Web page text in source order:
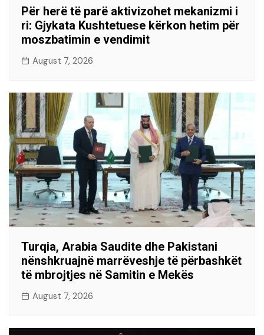
Për herë të parë aktivizohet mekanizmi i
ri: Gjykata Kushtetuese kërkon hetim për
moszbatimin e vendimit
August 7, 2026
Turqia, Arabia Saudite dhe Pakistani
nënshkruajnë marrëveshje të përbashkët
të mbrojtjes në Samitin e Mekës
August 7, 2026